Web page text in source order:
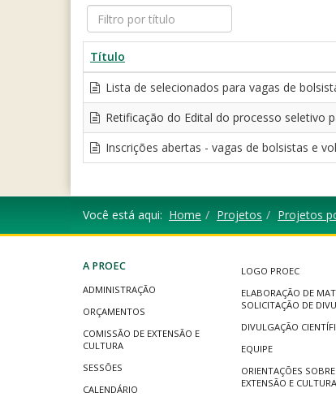
Filtro
por
título
Título
Lista de selecionados para vagas de
Retificação do Edital do processo seletivo
Inscrições abertas - vagas de bolsistas e
Você está aqui: Home Projetos Projetos
A PROEC
ADMINISTRAÇÃO
ORÇAMENTOS
COMISSÃO DE EXTENSÃO E
CULTURA
SESSÕES
CALENDÁRIO
LOGO PROEC
ELABORAÇÃO DE
SOLICITAÇÃO DE
DIVULGAÇÃO
EQUIPE
ORIENTAÇÕES SOBRE
EXTENSÃO E CULTURA